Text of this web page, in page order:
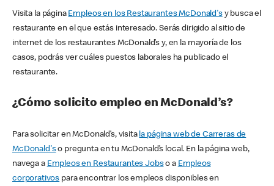
Visita la página Empleos en los Restaurantes McDonald'sy busca el
restaurante en el que estás interesado. Serás dirigido al sitio de
internet de los restaurantes McDonald’s y, en la mayoría de los
casos, podrás ver cuáles puestos laborales ha publicado el
restaurante.
¿Cómo solicito empleo en McDonald’s?
Para solicitar en McDonald’s, visita la página web de Carreras de
McDonald'so pregunta en tu McDonald’s local. En la página web,
navega a Empleos en Restaurantes Jobso a Empleos
corporativos para encontrar los empleos disponibles en